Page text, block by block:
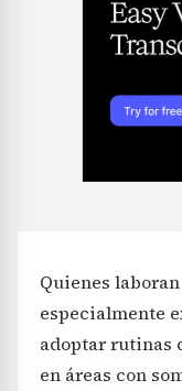
Quienes
especialmente
adoptar rutinas
en áreas con